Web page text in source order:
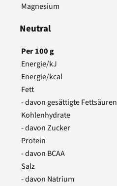
Magnesium
Neutral
Per100g
Energie/kJ
Energie/kcal
Fett
- davon gesättigte Fettsäuren
Kohlenhydrate
- davon Zucker
Protein
- davon BCAA
Salz
- davon Natrium